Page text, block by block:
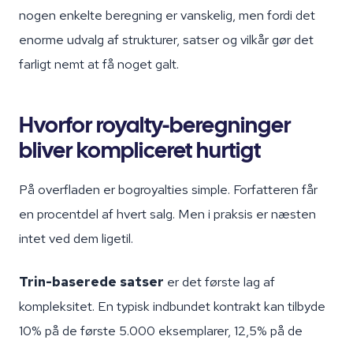
nogen enkelte beregning er vanskelig, men fordi det
enorme udvalg af strukturer, satser og vilkår gør det
farligt nemt at få noget galt.
Hvorfor royalty-beregninger
bliver kompliceret hurtigt
På overfladen er bogroyalties simple. Forfatteren får
en procentdel af hvert salg. Men i praksis er næsten
intet ved dem ligetil.
Trin-baserede satser er det første lag af
kompleksitet. En typisk indbundet kontrakt kan tilbyde
10% på de første 5.000 eksemplarer, 12,5% på de